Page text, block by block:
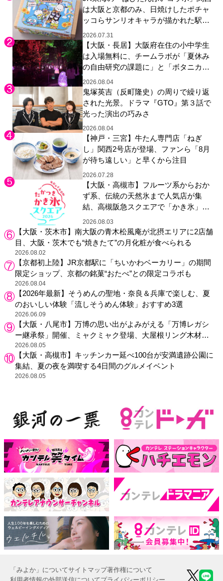
は大阪と京都のみ、日焼けしたポチャ
ッコらサンリオキャラが描かれた駅弁
やグッズが登場
2026.07.31
【大阪・長居】大阪府在住の小中学生
は入場無料に、チームラボが「夏休み
の自由研究の課題に」と「ボタニカル
ガーデン 大阪」へ招待
2026.08.04
鬼塚英吉（反町隆史）の周りで繰り返
された光景。ドラマ『GTO』第３話で
光った演出の巧みさ
2026.08.04
【神戸・三宮】牛たん専門店「ねぎ
し」関西2号店が登場、ファンら「8月
が待ち遠しい」と早くから注目
2026.07.28
【大阪・高槻市】フルーツ系からおか
ず系、伝統の天然氷まで人気店が集
結、高槻阪急スクエアで「かき氷」祭
り
2026.08.03
【大阪・茨木市】南大阪の青木松風庵が北摂エリアに2店舗
目、大阪・茨木でも“焼きたて”の月化粧が食べられる
2026.08.02
【京都初上陸】JR京都駅に「ちいかわベーカリー」の期間
限定ショップ、京都の銘菓“おたべ”との限定コラボも
2026.08.04
【2026年最新】そうめんの聖地・奈良＆兵庫で楽しむ、夏
のおいしい体験「流しそうめん体験」おすすめ3選
2026.06.09
【大阪・八尾市】万博の思い出がよみがえる「万博レガシ
ー継承祭」開催、ミャクミャク登場、大屋根リング木材展
示も
2026.08.05
【大阪・高槻市】キッチンカー延べ100台が安満遺跡公園に
集結、夏の夜を満喫する4日間のグルメイベント
2026.08.05
「みよか」についてサイトマップ著作権について